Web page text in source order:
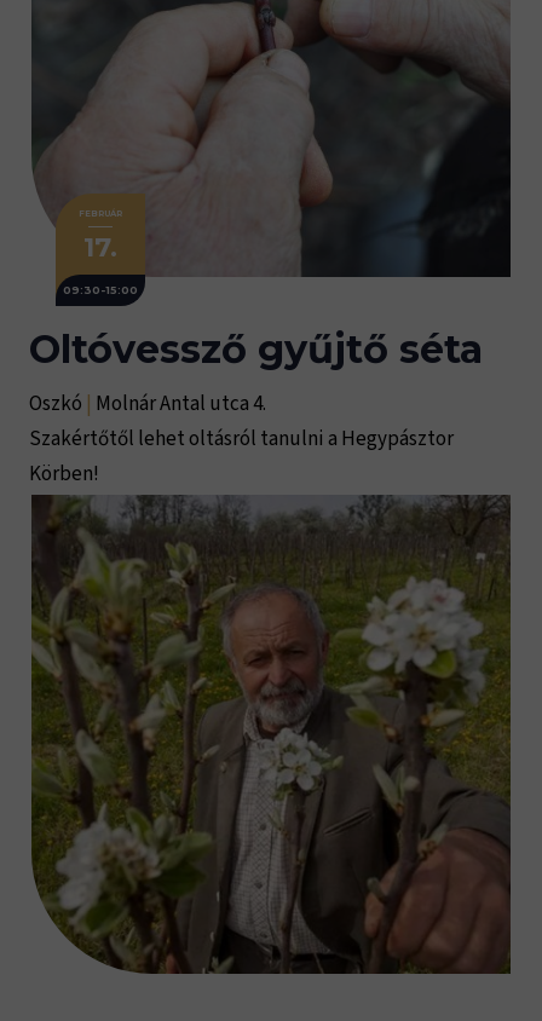
FEBRUÁR
17.
09:30-15:00
Oltóvessző gyűjtő séta
Oszkó | Molnár Antal utca 4.
Szakértőtől lehet oltásról tanulni a Hegypásztor
Körben!